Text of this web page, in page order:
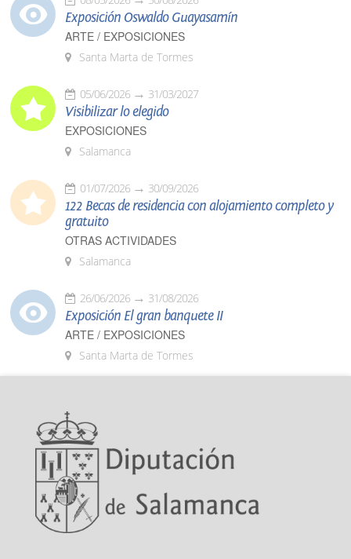
Exposición Oswaldo Guayasamín
ARTE / EXPOSICIONES
Santa Marta de Tormes
05/06/2026 31/03/2027
Visibilizar lo elegido
EXPOSICIONES
Salamanca
01/07/2026 30/09/2026
122 Becas de residencia con alojamiento completo y
gratuito
OTRAS ACTIVIDADES
Salamanca
26/06/2026 31/08/2026
Exposición El gran banquete II
ARTE / EXPOSICIONES
Santa Marta de Tormes